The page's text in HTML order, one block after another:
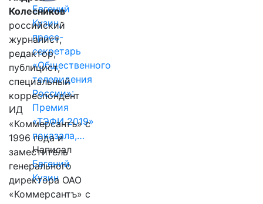
Евгений
Кузин,
пресс-
секретарь
«Общественного
телевидения
России»:
Премия
«ТЭФИ 2019»
показала,…
Написал
Евгений
Кузин
Колесников
российский
журналист,
редактор,
публицист,
специальный
корреспондент
ИД
«Коммерсантъ» с
1996 года и
заместитель
генерального
директора ОАО
«Коммерсантъ» с